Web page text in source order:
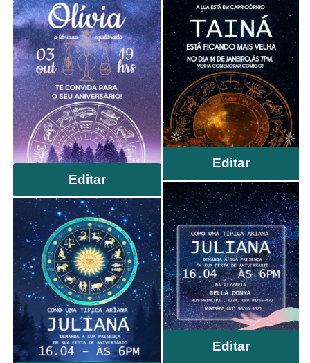
Editar
Editar
Editar